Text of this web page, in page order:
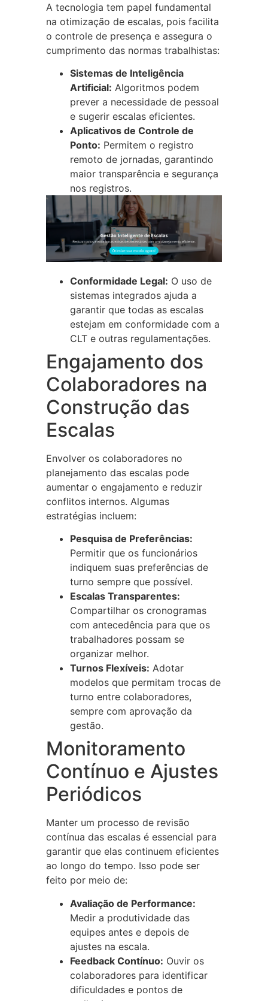
A tecnologia tem papel fundamental
na otimização de escalas, pois facilita
o controle de presença e assegura o
cumprimento das normas trabalhistas:
Sistemas de Inteligência
Artificial: Algoritmos podem
prever a necessidade de pessoal
e sugerir escalas eficientes.
Aplicativos de Controle de
Ponto: Permitem o registro
remoto de jornadas, garantindo
maior transparência e segurança
nos registros.
Conformidade Legal: O uso de
sistemas integrados ajuda a
garantir que todas as escalas
estejam em conformidade com a
CLT e outras regulamentações.
Engajamento dos
Colaboradores na
Construção das
Escalas
Envolver os colaboradores no
planejamento das escalas pode
aumentar o engajamento e reduzir
conflitos internos. Algumas
estratégias incluem:
Pesquisa de Preferências:
Permitir que os funcionários
indiquem suas preferências de
turno sempre que possível.
Escalas Transparentes:
Compartilhar os cronogramas
com antecedência para que os
trabalhadores possam se
organizar melhor.
Turnos Flexíveis: Adotar
modelos que permitam trocas de
turno entre colaboradores,
sempre com aprovação da
gestão.
Monitoramento
Contínuo e Ajustes
Periódicos
Manter um processo de revisão
contínua das escalas é essencial para
garantir que elas continuem eficientes
ao longo do tempo. Isso pode ser
feito por meio de:
Avaliação de Performance:
Medir a produtividade das
equipes antes e depois de
ajustes na escala.
Feedback Contínuo: Ouvir os
colaboradores para identificar
dificuldades e pontos de